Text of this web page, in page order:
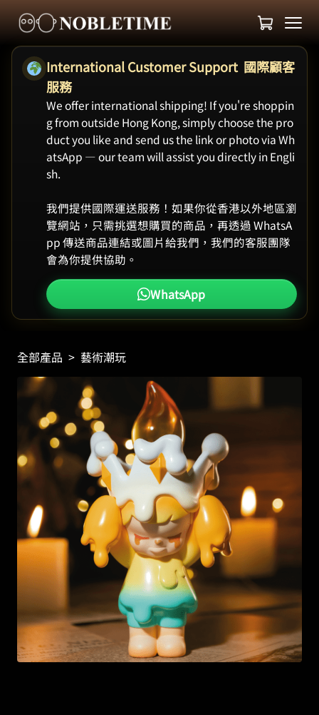
International Customer Support 國際顧客
服務
We offer international shipping! If you're shoppin
g from outside Hong Kong, simply choose the pro
duct you like and send us the link or photo via Wh
atsApp — our team will assist you directly in Engli
sh.
我們提供國際運送服務！如果你從香港以外地區瀏
覽網站，只需挑選想購買的商品，再透過 WhatsA
pp 傳送商品連結或圖片給我們，我們的客服團隊
會為你提供協助。
WhatsApp
全部產品 > 藝術潮玩